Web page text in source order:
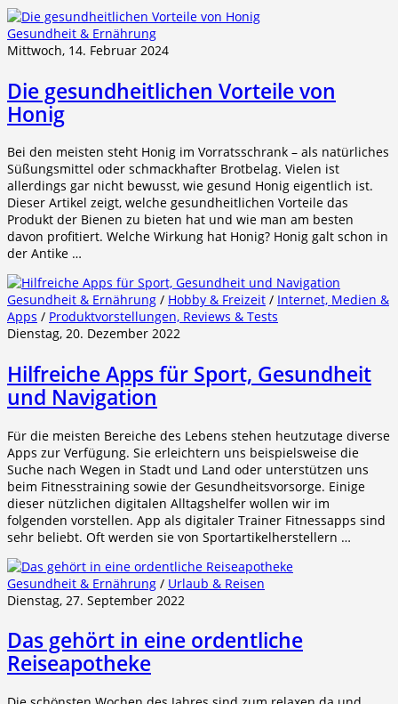
Gesundheit & Ernährung
Mittwoch, 14. Februar 2024
Die gesundheitlichen Vorteile von
Honig
Bei den meisten steht Honig im Vorratsschrank – als natürliches
Süßungsmittel oder schmackhafter Brotbelag. Vielen ist
allerdings gar nicht bewusst, wie gesund Honig eigentlich ist.
Dieser Artikel zeigt, welche gesundheitlichen Vorteile das
Produkt der Bienen zu bieten hat und wie man am besten
davon profitiert. Welche Wirkung hat Honig? Honig galt schon in
der Antike …
Gesundheit & Ernährung / Hobby & Freizeit / Internet, Medien &
Apps / Produktvorstellungen, Reviews & Tests
Dienstag, 20. Dezember 2022
Hilfreiche Apps für Sport, Gesundheit
und Navigation
Für die meisten Bereiche des Lebens stehen heutzutage diverse
Apps zur Verfügung. Sie erleichtern uns beispielsweise die
Suche nach Wegen in Stadt und Land oder unterstützen uns
beim Fitnesstraining sowie der Gesundheitsvorsorge. Einige
dieser nützlichen digitalen Alltagshelfer wollen wir im
folgenden vorstellen. App als digitaler Trainer Fitnessapps sind
sehr beliebt. Oft werden sie von Sportartikelherstellern …
Gesundheit & Ernährung / Urlaub & Reisen
Dienstag, 27. September 2022
Das gehört in eine ordentliche
Reiseapotheke